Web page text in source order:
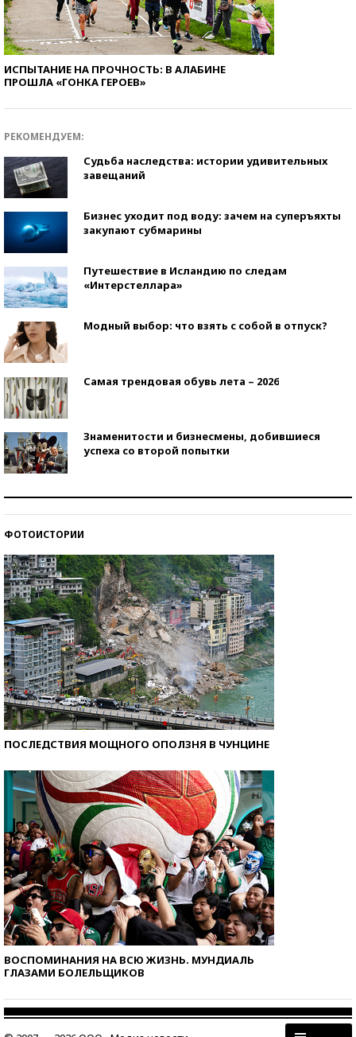
ИСПЫТАНИЕ НА ПРОЧНОСТЬ: В АЛАБИНЕ
ПРОШЛА «ГОНКА ГЕРОЕВ»
РЕКОМЕНДУЕМ:
Судьба наследства: истории удивительных
завещаний
Бизнес уходит под воду: зачем на суперъяхты
закупают субмарины
Путешествие в Исландию по следам
«Интерстеллара»
Модный выбор: что взять с собой в отпуск?
Самая трендовая обувь лета – 2026
Знаменитости и бизнесмены, добившиеся
успеха со второй попытки
ФОТОИСТОРИИ
ПОСЛЕДСТВИЯ МОЩНОГО ОПОЛЗНЯ В ЧУНЦИНЕ
ВОСПОМИНАНИЯ НА ВСЮ ЖИЗНЬ. МУНДИАЛЬ
ГЛАЗАМИ БОЛЕЛЬЩИКОВ